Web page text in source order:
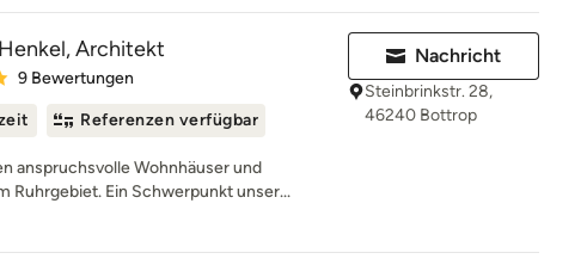
Architekt
Bewertung: 5 von 5 Sternen
9 Bewertungen
Referenzen verfügbar
anspruchsvolle Wohnhäuser und
Ruhrgebiet. Ein Schwerpunkt unser...
Nachricht
Steinbrinkstr. 28,
46240 Bottrop